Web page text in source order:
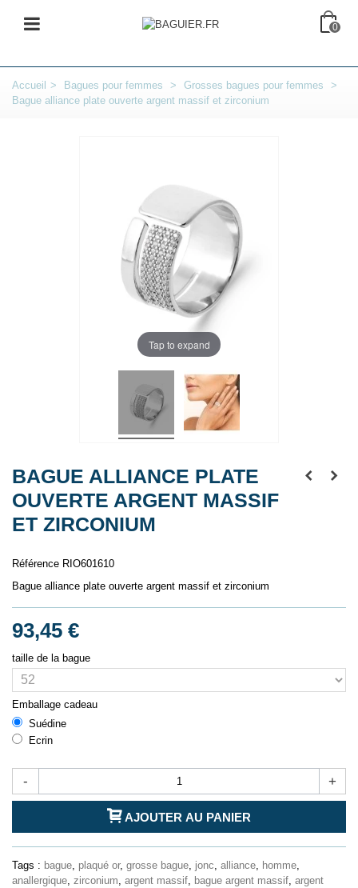
0
Accueil > Bagues pour femmes > Grosses bagues pour femmes
>
Bague alliance plate ouverte argent massif et zirconium
Tap to expand
BAGUE ALLIANCE PLATE
OUVERTE ARGENT MASSIF
ET ZIRCONIUM
Référence RIO601610
Bague alliance plate ouverte argent massif et zirconium
93,45 €
taille de la bague
Emballage cadeau
Suédine
Ecrin
- +
AJOUTER AU PANIER
Tags : bague, plaqué or, grosse bague, jonc, alliance, homme,
anallergique, zirconium, argent massif, bague argent massif, argent